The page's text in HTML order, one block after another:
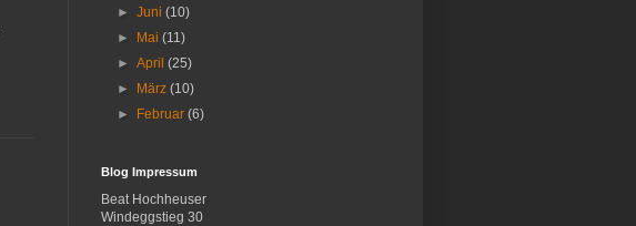
►Juni(10)
►
Mai(11)
►April(25)
►
März(10)
►
Februar(6)
Blog Impressum
Beat Hochheuser
Windeggstieg 30